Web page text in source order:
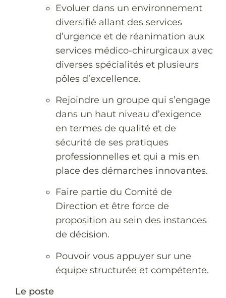
Evoluer dans un environnement
diversifié allant des services
d’urgence et de réanimation aux
services médico-chirurgicaux avec
diverses spécialités et plusieurs
pôles d’excellence.
Rejoindre un groupe qui s’engage
dans un haut niveau d’exigence
en termes de qualité et de
sécurité de ses pratiques
professionnelles et qui a mis en
place des démarches innovantes.
Faire partie du Comité de
Direction et être force de
proposition au sein des instances
de décision.
Pouvoir vous appuyer sur une
équipe structurée et compétente.
Le poste